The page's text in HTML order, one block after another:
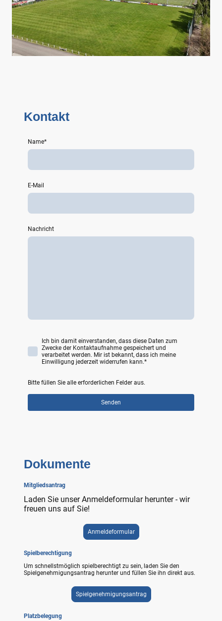
Kontakt
Name*
E-Mail
Nachricht
Ich bin damit einverstanden, dass diese Daten zum
Zwecke der Kontaktaufnahme gespeichert und
verarbeitet werden. Mir ist bekannt, dass ich meine
Einwilligung jederzeit widerrufen kann.*
Bitte füllen Sie alle erforderlichen Felder aus.
Senden
Dokumente
Mitgliedsantrag
Laden Sie unser Anmeldeformular herunter - wir
freuen uns auf Sie!
Anmeldeformular
Spielberechtigung
Um schnellstmöglich spielberechtigt zu sein, laden Sie den
Spielgenehmigungsantrag herunter und füllen Sie ihn direkt aus.
Spielgenehmigungsantrag
Platzbelegung